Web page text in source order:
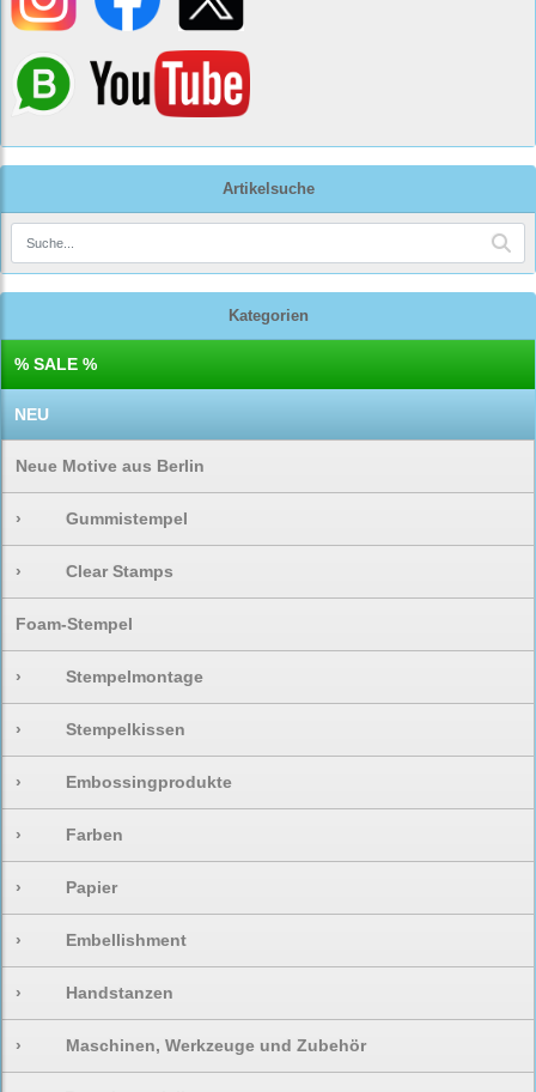
Artikelsuche
Kategorien
% SALE %
NEU
Neue Motive aus Berlin
› Gummistempel
› Clear Stamps
Foam-Stempel
› Stempelmontage
› Stempelkissen
› Embossingprodukte
› Farben
› Papier
› Embellishment
› Handstanzen
› Maschinen, Werkzeuge und Zubehör